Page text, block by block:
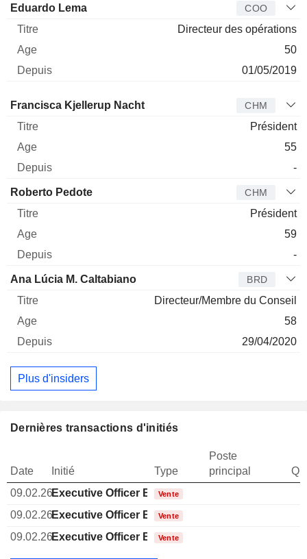
Eduardo Lema COO
Directeur des opérations
50
01/05/2019
Administrateur Titre Age Depuis
Francisca Kjellerup Nacht CHM
Président
55
-
Roberto Pedote CHM
Président
59
-
Ana Lúcia M. Caltabiano BRD
Directeur/Membre du Conseil
58
29/04/2020
Plus d'insiders
Dernières transactions d'initiés
Date Initié Type
Poste
principal
09.02.26Executive Officer Brazilian
Vente
09.02.26Executive Officer Brazilian
Vente
09.02.26Executive Officer Brazilian
Vente